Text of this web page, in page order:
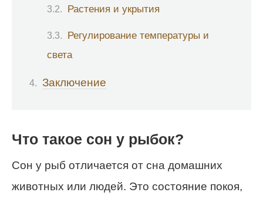
Растения и укрытия
Регулирование температуры и
света
Заключение
Что такое сон у рыбок?
Сон у рыб отличается от сна домашних
животных или людей. Это состояние покоя,